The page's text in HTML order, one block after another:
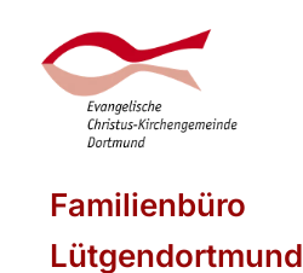
Familienbüro
Lütgendortmund